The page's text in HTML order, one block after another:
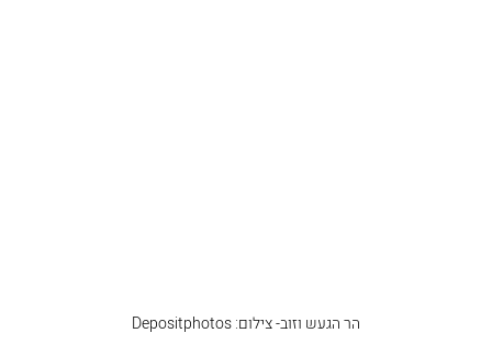
הר הגעש וזוב- צילום: Depositphotos